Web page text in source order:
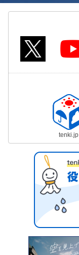
tenki.jp